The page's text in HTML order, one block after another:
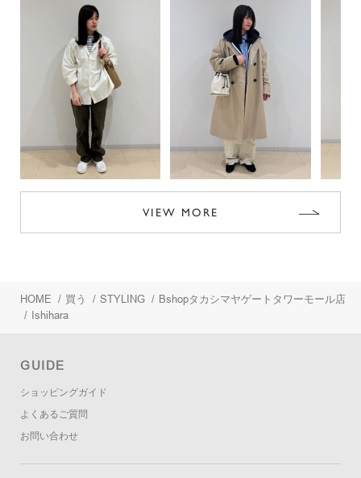
VIEW MORE
HOME / 買う / STYLING / Bshopタカシマヤゲートタワーモール店
/ Ishihara
GUIDE
ショッピングガイド
よくあるご質問
お問い合わせ